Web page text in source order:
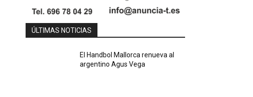
ÚLTIMAS NOTICIAS
El Handbol Mallorca renueva al
argentino Agus Vega